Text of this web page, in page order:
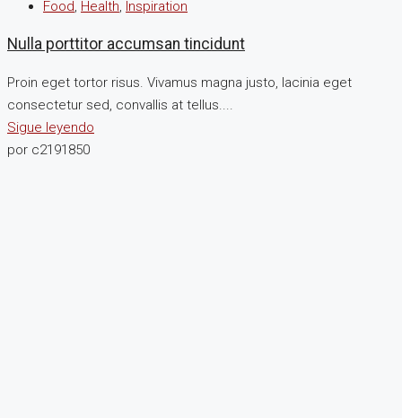
Food, Health, Inspiration
Nulla porttitor accumsan tincidunt
Proin eget tortor risus. Vivamus magna justo, lacinia eget
consectetur sed, convallis at tellus....
Sigue leyendo
por c2191850